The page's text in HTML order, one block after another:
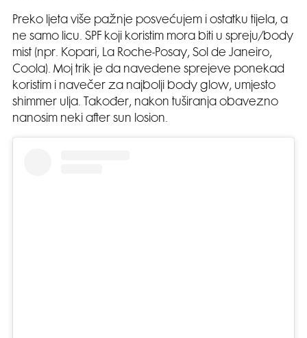
Preko ljeta više pažnje posvećujem i ostatku tijela, a
ne samo licu. SPF koji koristim mora biti u spreju/body
mist (npr. Kopari, La Roche-Posay, Sol de Janeiro,
Coola). Moj trik je da navedene sprejeve ponekad
koristim i navečer za najbolji body glow, umjesto
shimmer ulja. Također, nakon tuširanja obavezno
nanosim neki after sun losion.